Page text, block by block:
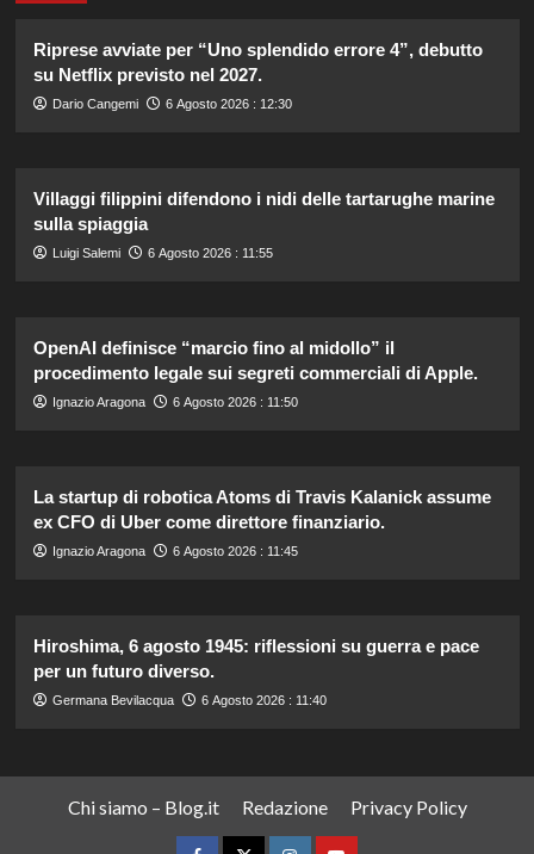
Riprese avviate per “Uno splendido errore 4”, debutto
su Netflix previsto nel 2027.
Dario Cangemi 6 Agosto 2026 : 12:30
Villaggi filippini difendono i nidi delle tartarughe marine
sulla spiaggia
Luigi Salemi 6 Agosto 2026 : 11:55
OpenAI definisce “marcio fino al midollo” il
procedimento legale sui segreti commerciali di Apple.
Ignazio Aragona 6 Agosto 2026 : 11:50
La startup di robotica Atoms di Travis Kalanick assume
ex CFO di Uber come direttore finanziario.
Ignazio Aragona 6 Agosto 2026 : 11:45
Hiroshima, 6 agosto 1945: riflessioni su guerra e pace
per un futuro diverso.
Germana Bevilacqua 6 Agosto 2026 : 11:40
Chi siamo – Blog.it Redazione Privacy Policy